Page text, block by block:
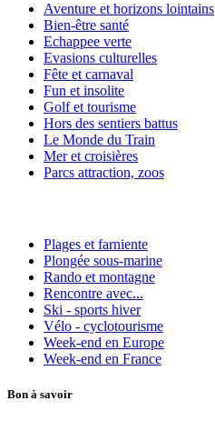
Aventure et horizons lointains
Bien-être santé
Echappee verte
Evasions culturelles
Fête et carnaval
Fun et insolite
Golf et tourisme
Hors des sentiers battus
Le Monde du Train
Mer et croisières
Parcs attraction, zoos
Plages et farniente
Plongée sous-marine
Rando et montagne
Rencontre avec...
Ski - sports hiver
Vélo - cyclotourisme
Week-end en Europe
Week-end en France
Bon à savoir